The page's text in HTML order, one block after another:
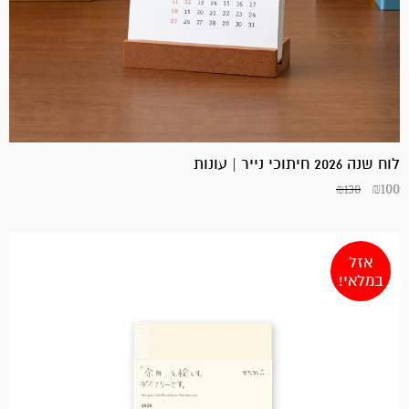
לוח שנה 2026 חיתוכי נייר | עונות
₪130 ₪100
אזל
במלאי!
₪39.
₪29.